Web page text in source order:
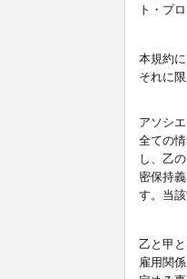
ト・プ
本規約
それに
アソシ
全ての
し、乙
密保持
す。当
乙と甲
雇用関